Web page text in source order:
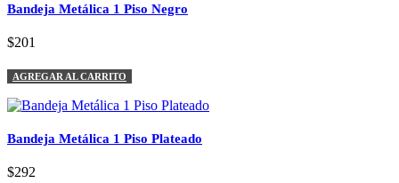
Bandeja Metálica 1 Piso Negro
$201
AGREGAR AL CARRITO
Bandeja Metálica 1 Piso Plateado
$292